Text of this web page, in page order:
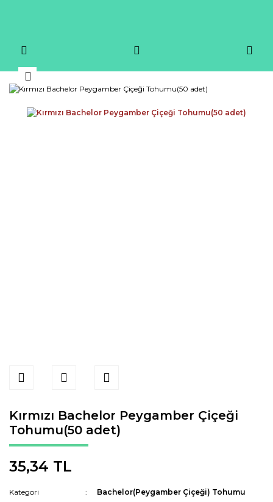
Kırmızı Bachelor Peygamber Çiçeği
Tohumu(50 adet)
35,34 TL
Kategori
Bachelor(Peygamber Çiçeği) Tohumu